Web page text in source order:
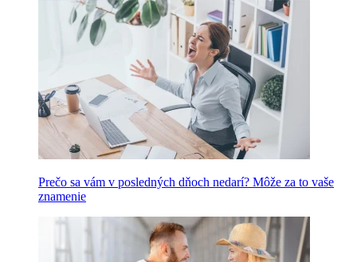
Prečo sa vám v posledných dňoch nedarí? Môže za to vaše
znamenie